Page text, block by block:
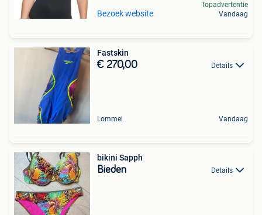
Bezoek website
Topadvertentie
Vandaag
Fastskin
€ 270,00 Details
Lommel Vandaag
bikini Sapph
Bieden Details